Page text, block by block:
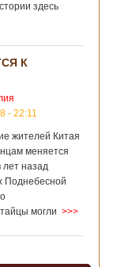
здесь
К
- 22:11
жителей Китая
меняется
лет назад
Поднебесной
могли >>>